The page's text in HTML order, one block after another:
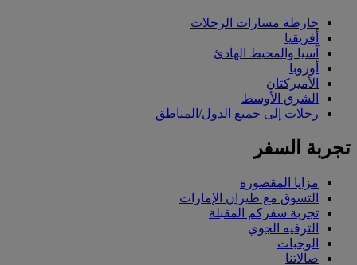
خارطة مسارات الرحلات
أفريقيا
آسيا والمحيط الهادئ
أوروبا
الأميركتان
الشرق الأوسط
رحلات إلى جميع الدول/المناطق
تجربة السفر
مزايا المقصورة
التسوق مع طيران الإمارات
تجربة سفركم المقبلة
الترفيه الجوي
الوجبات
صالاتنا